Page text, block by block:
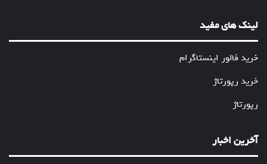
لینک های مفید
خرید فالور اینستاگرام
خرید رپورتاژ
رپورتاژ
آخرین اخبار